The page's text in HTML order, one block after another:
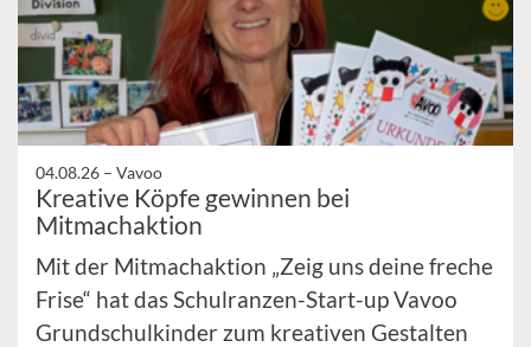
04.08.26 – Vavoo
Kreative Köpfe gewinnen bei
Mitmachaktion
Mit der Mitmachaktion „Zeig uns deine freche
Frise“ hat das Schulranzen-Start-up Vavoo
Grundschulkinder zum kreativen Gestalten